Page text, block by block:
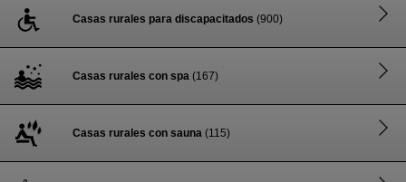
Casas rurales para discapacitados (900)
Casas rurales con spa (167)
Casas rurales con sauna (115)